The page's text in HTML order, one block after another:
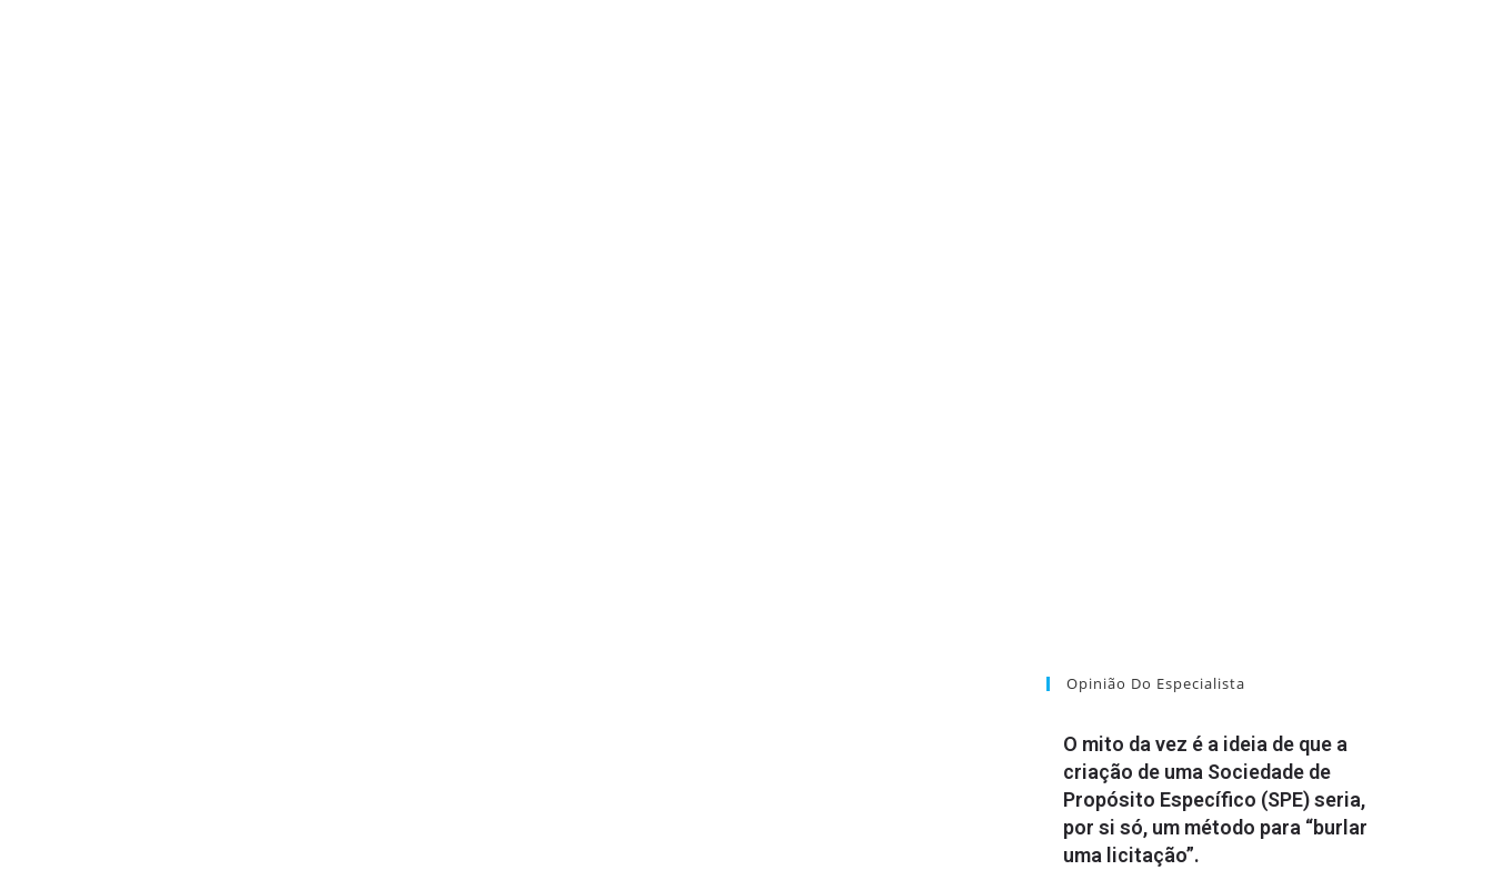
Opinião Do Especialista
O mito da vez é a ideia de que a
criação de uma Sociedade de
Propósito Específico (SPE) seria,
por si só, um método para “burlar
uma licitação”.